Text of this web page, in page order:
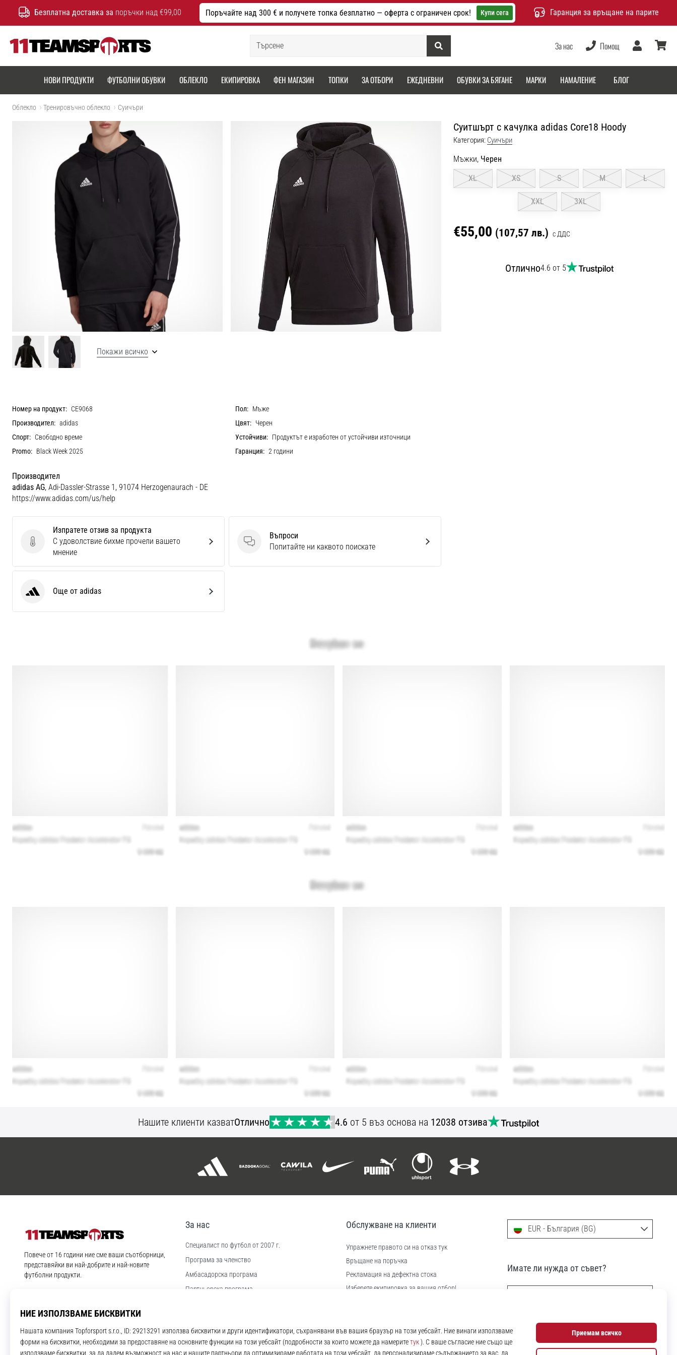
Безплатна доставка за поръчки над €99,00 Поръчайте над 300 € и получете топка безплатно — оферта с ограничен срок! Купи сега Гаранция за връщане на парите
Търсене
За нас Помощ
Потребител
НОВИ ПРОДУКТИ ФУТБОЛНИ ОБУВКИ ОБЛЕКЛО ЕКИПИРОВКА ФЕН МАГАЗИН ТОПКИ ЗА ОТБОРИ ЕЖЕДНЕВНИ ОБУВКИ ЗА БЯГАНЕ МАРКИ НАМАЛЕНИЕ БЛОГ
Облекло Тренировъчно облекло Cуичъри
Суитшърт с качулка adidas Core18 Hoody
Категория: Cуичъри
Мъжки, Черен
XL
XS S M L
XXL 3XL
€55,00 (107,57 лв.) с ДДС
Отлично4.6 от 5
Покажи всичко
Номер на продукт: CE9068 Пол: Мъже
Производител: adidas Цвят: Черен
Спорт: Свободно време Устойчиви: Продуктът е изработен от устойчиви източници
Promo: Black Week 2025 Гаранция: 2 години
Производител
adidas AG, Adi-Dassler-Strasse 1, 91074 Herzogenaurach - DE
https://www.adidas.com/us/help
Изпратете отзив за продукта
Изпратете отзив за продукта
С удоволствие бихме прочели вашето
мнение
Въпроси
Въпроси
Попитайте ни каквото поискате
adidas Още от adidas
Нашите клиенти казватОтлично 4.6 от 5 въз основа на 12038 отзива
11teamsports.bg
Повече от 16 години ние сме ваши съотборници,
представяйки ви най-добрите и най-новите
футболни продукти.
За нас
Специалист по футбол от 2007 г.
Програма за членство
Aмбасадорска програма
Партньорска програма
Правила и условия
Обслужване на клиенти
Упражнете правото си на отказ тук
Връщане на поръчка
Рекламация на дефектна стока
Изберете екипировка за вашия отбор!
Контакт
Често задавани въпроси
EUR - България (BG)
Имате ли нужда от съвет?